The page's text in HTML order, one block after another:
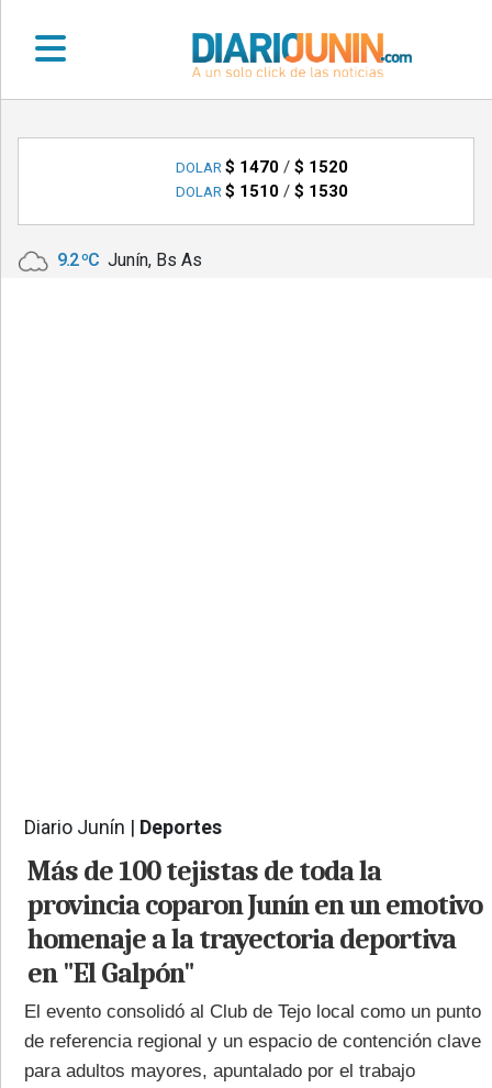
•
LOCALES
•
DOLAR $ 1470/ $ 1520
DOLAR $ 1510/ $ 1530
9.2 ºC Junín, Bs As
Diario Junín | Deportes
Más de 100 tejistas de toda la
provincia coparon Junín en un emotivo
homenaje a la trayectoria deportiva
en "El Galpón"
El evento consolidó al Club de Tejo local como un punto
de referencia regional y un espacio de contención clave
para adultos mayores, apuntalado por el trabajo